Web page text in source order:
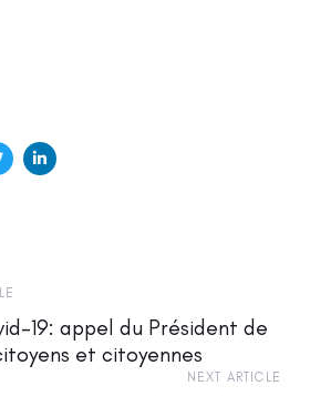
19: appel du Président de
et citoyennes
NEXT ARTICLE